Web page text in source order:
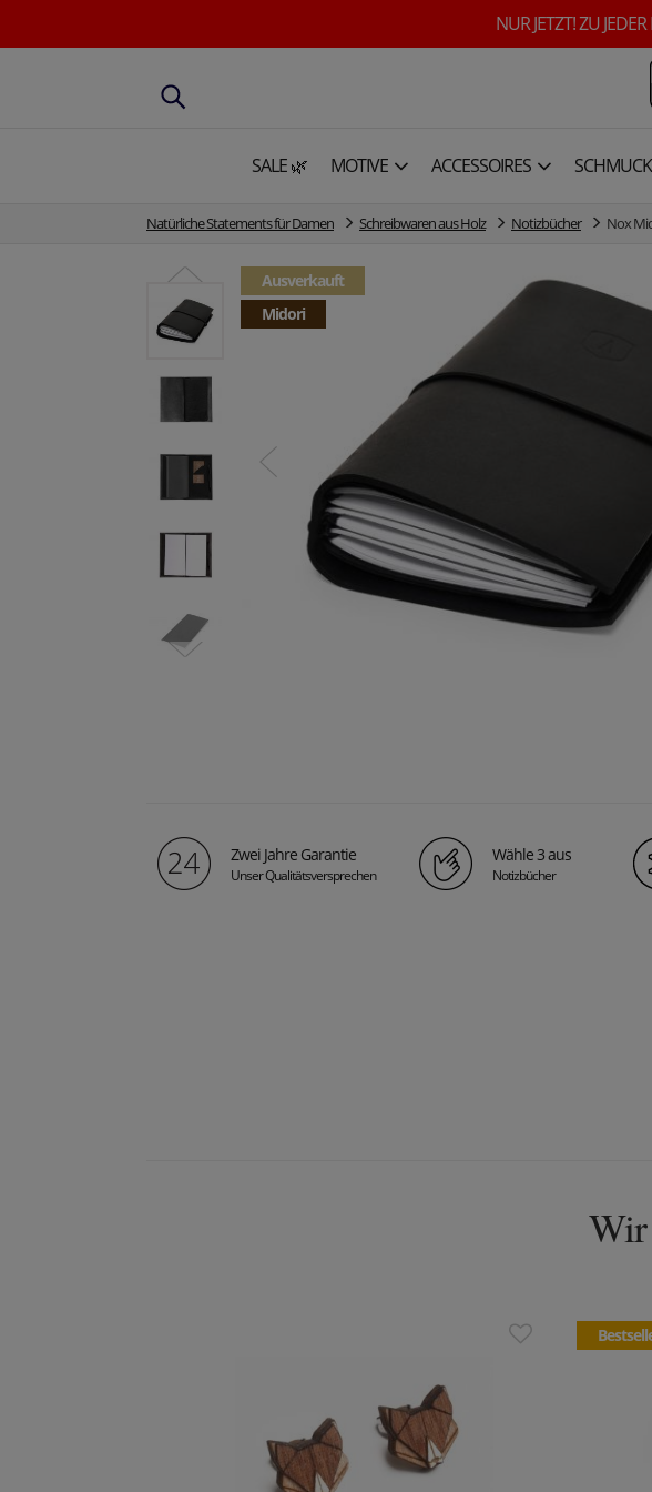
NUR JETZT! ZU
SALE 🌿 MOTIVE ACCESSOIRES SCHMUCK
Natürliche Statements für Damen Schreibwaren aus Holz Notizbücher Nox
Ausverkauft
Midori
Zwei Jahre Garantie
Unser Qualitätsversprechen
Wähle 3 aus
Notizbücher
Wir